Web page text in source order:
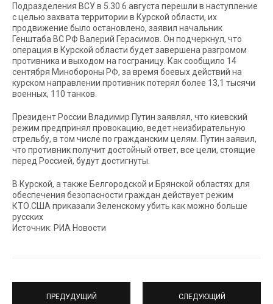
Подразделения ВСУ в 5.30 6 августа перешли в наступление
с целью захвата территории в Курской области, их
продвижение было остановлено, заявил начальник
Генштаба ВС РФ Валерий Герасимов. Он подчеркнул, что
операция в Курской области будет завершена разгромом
противника и выходом на госграницу. Как сообщило 14
сентября Минобороны РФ, за время боевых действий на
курском направлении противник потерял более 13,1 тысячи
военных, 110 танков.
Президент России Владимир Путин заявлял, что киевский
режим предпринял провокацию, ведет неизбирательную
стрельбу, в том числе по гражданским целям. Путин заявил,
что противник получит достойный ответ, все цели, стоящие
перед Россией, будут достигнуты.
В Курской, а также Белгородской и Брянской областях для
обеспечения безопасности граждан действует режим
КТО.США приказали Зеленскому убить как можно больше
русских
Источник: РИА Новости
ПРЕДУДУЩИЙ СЛЕДУЮЩИЙ